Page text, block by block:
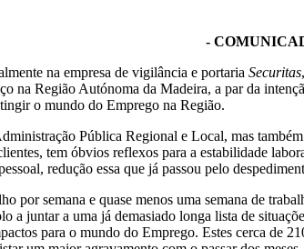
-
na empresa de vigilância e portaria Securitas
na Região Autónoma da Madeira, a par da
o mundo do Emprego na Região.
Pública Regional e Local, mas
tem óbvios reflexos para a estabilidade
redução essa que já passou pelo
por semana e quase menos uma semana de
a juntar a uma já demasiado longa lista de
para o mundo do Emprego. Estes cerca de